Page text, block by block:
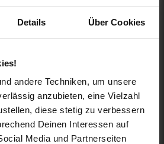
Details Über Cookies
andere Techniken, um unsere
anzubieten, eine Vielzahl
diese stetig zu verbessern
Deinen Interessen auf
Media und Partnerseiten
Tragen. Die hochwertige
Perfekt für Schule,
'Voto' 2er Pack
100% Baumwolle
Baumwolle
keine Angabe
kein Pullover